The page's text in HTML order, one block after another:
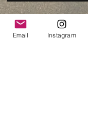
Email Instagram